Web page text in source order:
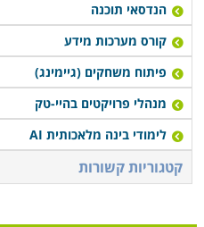
הנדסאי תוכנה
קורס מערכות מידע
פיתוח משחקים (גיימינג)
מנהלי פרויקטים בהיי-טק
לימודי בינה מלאכותית AI
קטגוריות קשורות